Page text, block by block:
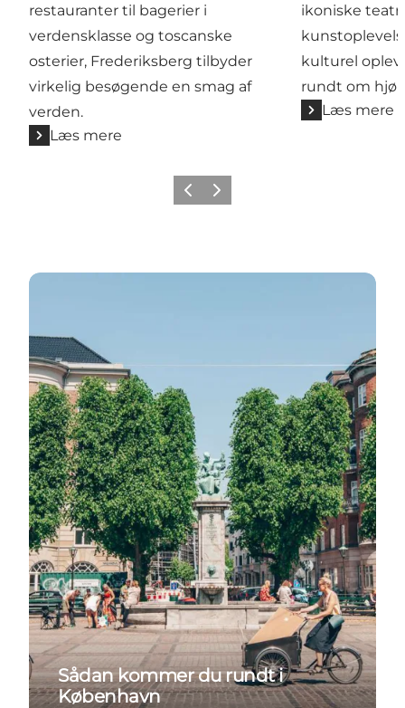
restauranter til bagerier i
verdensklasse og toscanske
osterier, Frederiksberg tilbyder
virkelig besøgende en smag af
verden.
Læs mere
ikoniske
kulturel
rundt om
Læs mere
ForrigeNæste
Sådan kommer du rundt i København
Sådan kommer du rundt i
København